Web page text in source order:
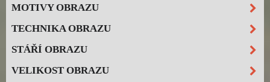
MOTIVY OBRAZU
TECHNIKA OBRAZU
STÁŘÍ OBRAZU
VELIKOST OBRAZU